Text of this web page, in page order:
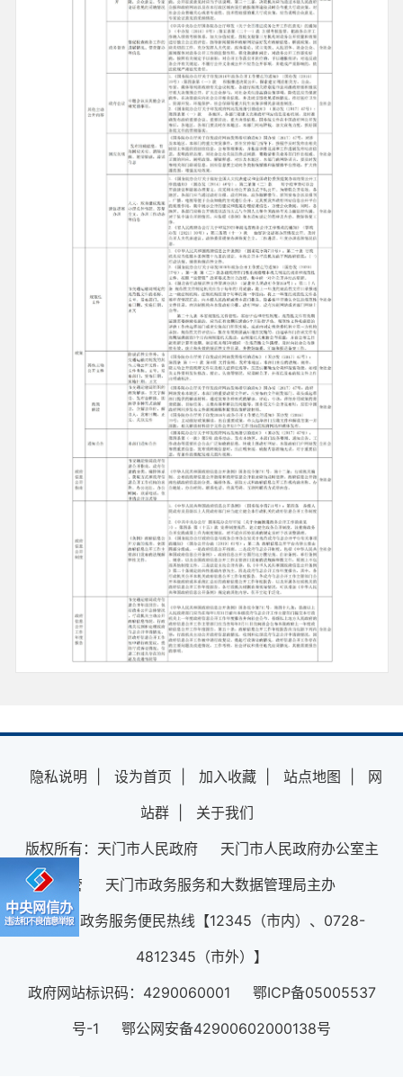
隐私说明 设为首页 加入收藏 站点地图
网
站群
关于我们
版权所有：天门市人民政府 天门市人民政府办公室主
管 天门市政务服务和大数据管理局主办
12345政务服务便民热线【12345（市内）、0728-
4812345（市外）】
政府网站标识码：4290060001 鄂ICP备05005537
号-1 鄂公网安备42900602000138号